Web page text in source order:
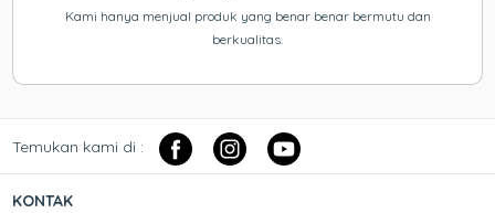
Kami hanya menjual produk yang benar benar bermutu dan
berkualitas.
Temukan kami di :
KONTAK